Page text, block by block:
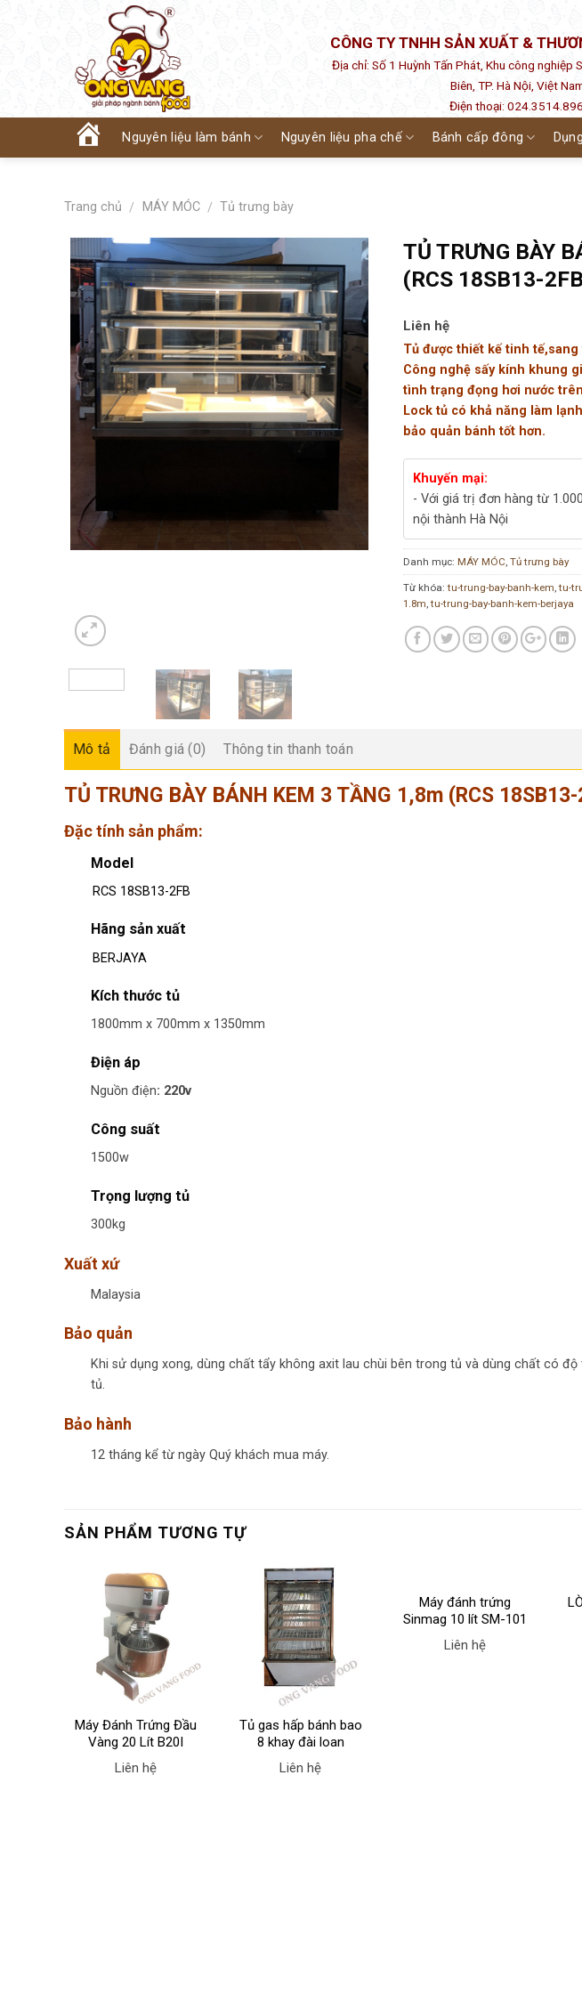
CÔNG TY TNHH SẢN XUẤT &
Địa chỉ: Số 1 Huỳnh Tấn Phát, Khu công nghiệp
Biên, TP. Hà Nội, Việt
Điện thoại:
Trang
Nguyên liệu làm bánh Nguyên liệu pha chế Bánh cấp đông
Trang chủ / MÁY MÓC / Tủ trưng bày
TỦ TRƯNG BÀY
(RCS 18SB13-
Liên hệ
Tủ được thiết kế tinh
Công nghệ sấy kính khung
tình trạng đọng hơi nước
Lock tủ có khả năng làm
bảo quản bánh tốt hơn.
Khuyến mại:
- Với giá trị đơn hàng từ
nội thành Hà Nội
Danh mục:MÁY MÓC,Tủ trưng bày
Từ khóa:tu-trung-bay-banh-kem,tu-
1.8m,tu-trung-bay-banh-kem-berjaya
Mô tả Đánh giá (0) Thông tin thanh toán
TỦ TRƯNG BÀY BÁNH KEM 3 TẦNG 1,8m (RCS
Đặc tính sản phẩm:
Model
RCS 18SB13-2FB
Hãng sản xuất
BERJAYA
Kích thước tủ
1800mm x 700mm x 1350mm
Điện áp
Nguồn điện: 220v
Công suất
1500w
Trọng lượng tủ
300kg
Xuất xứ
Malaysia
Bảo quản
Khi sử dụng xong, dùng chất tẩy không axit lau chùi bên trong tủ và dùng chất có
tủ.
Bảo hành
12 tháng kể từ ngày Quý khách mua máy.
SẢN PHẨM TƯƠNG TỰ
Máy Đánh Trứng Đầu
Vàng 20 Lít B20I
Liên hệ
Tủ gas hấp bánh bao
8 khay đài loan
Liên hệ
Máy đánh trứng
Sinmag 10 lít SM-101
Liên hệ